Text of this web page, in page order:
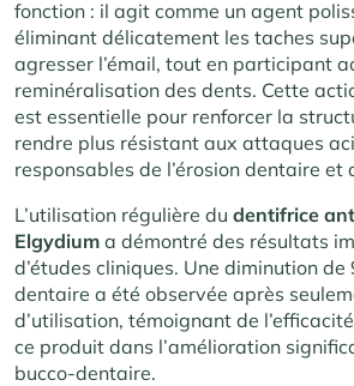
fonction : il agit comme un agent
éliminant délicatement les taches
agresser l’émail, tout en participant
reminéralisation des dents. Cette
est essentielle pour renforcer la
rendre plus résistant aux attaques
responsables de l’érosion dentaire et
L’utilisation régulière du dentifrice
Elgydium a démontré des résultats
d’études cliniques. Une diminution
dentaire a été observée après
d’utilisation, témoignant de
ce produit dans l’amélioration
bucco-dentaire.